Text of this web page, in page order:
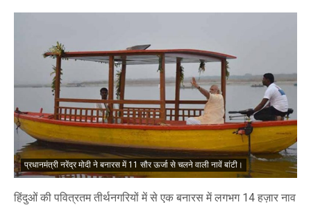
प्रधानमंत्री नरेंद्र मोदी ने बनारस में 11 सौर ऊर्जा से चलने वाली नावें बांटी।
हिंदुओं की पवित्रतम तीर्थनगरियों में से एक बनारस में लगभग 14 हज़ार नाव